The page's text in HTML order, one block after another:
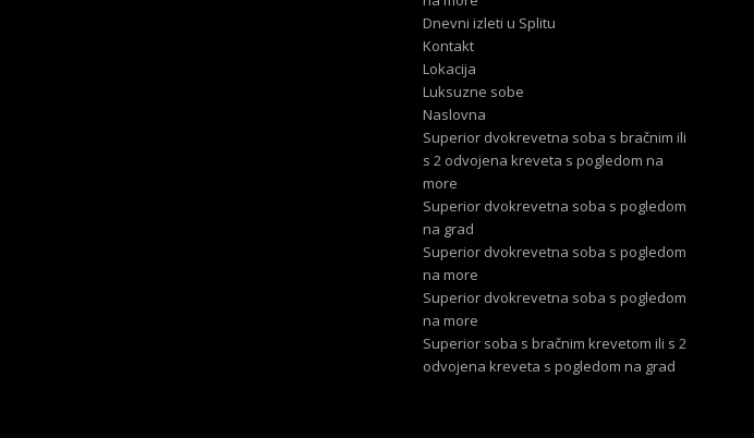
Dnevni izleti u Splitu
Kontakt
Lokacija
Luksuzne sobe
Naslovna
Superior dvokrevetna soba s bračnim ili
s 2 odvojena kreveta s pogledom na
more
Superior dvokrevetna soba s pogledom
na grad
Superior dvokrevetna soba s pogledom
na more
Superior dvokrevetna soba s pogledom
na more
Superior soba s bračnim krevetom ili s 2
odvojena kreveta s pogledom na grad